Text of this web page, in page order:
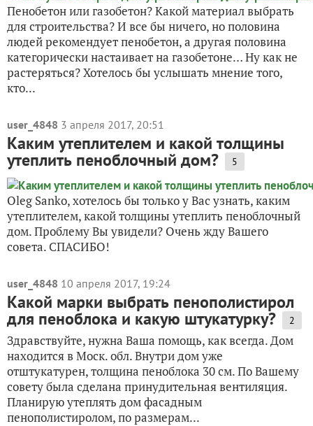
Пенобетон или газобетон? Какой материал выбрать
для строительства? И все бы ничего, но половина
людей рекомендует пенобетон, а другая половина
категорически настаивает на газобетоне… Ну как не
растеряться? Хотелось бы услышать мнение того,
кто...
user_4848 3 апреля 2017, 20:51
Каким утеплителем и какой толщины
утеплить пеноблочный дом? 5
Oleg Sanko, хотелось бы только у Вас узнать, каким
утеплителем, какой толщины утеплить пеноблочный
дом. Проблему Вы увидели? Очень жду Вашего
совета. СПАСИБО!
user_4848 10 апреля 2017, 19:24
Какой марки выбрать пенополистирол
для пеноблока и какую штукатурку? 2
Здравствуйте, нужна Ваша помощь, как всегда. Дом
находится в Моск. обл. Внутри дом уже
отштукатурен, толщина пеноблока 30 см. По Вашему
совету была сделана принудительная вентиляция.
Планирую утеплять дом фасадным
пенополистиролом, по размерам...